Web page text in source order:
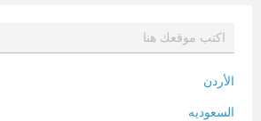
الأردن
السعوديه